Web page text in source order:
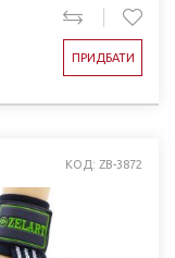
ПРИДБАТИ
КОД: ZB-3872